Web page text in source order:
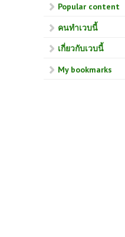
Popular content
คนทำเวบนี้
เกี่ยวกับเวบนี้
My bookmarks